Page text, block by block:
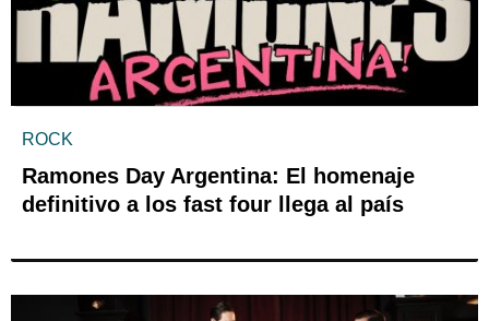
ROCK
Ramones Day Argentina: El homenaje
definitivo a los fast four llega al país